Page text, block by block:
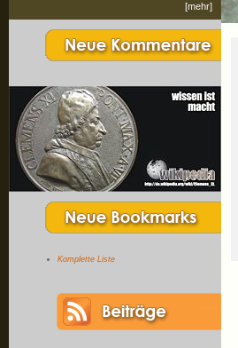
[mehr]
Komplette Liste